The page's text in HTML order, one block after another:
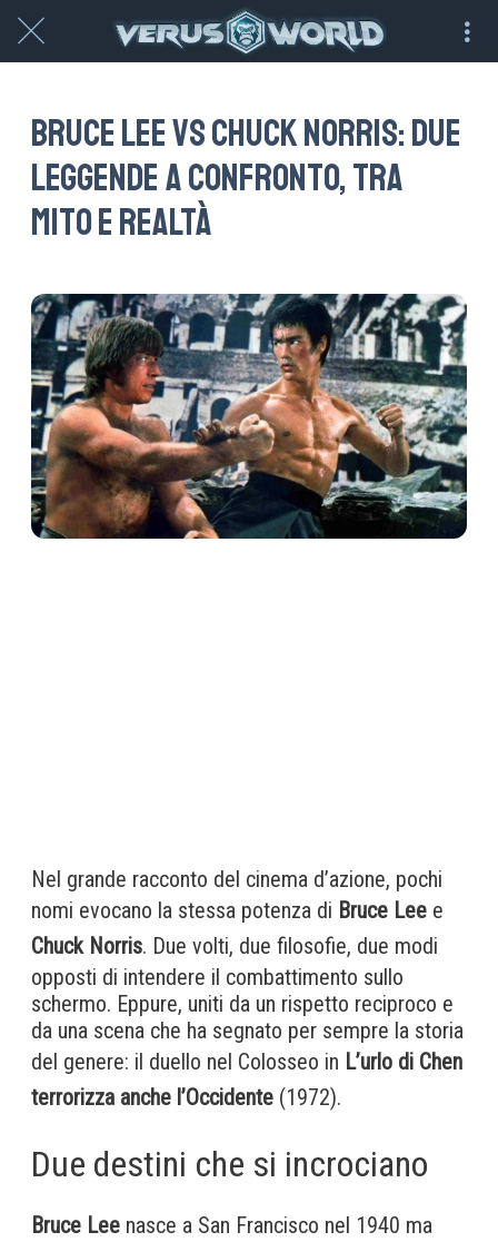
Bruce Lee vs Chuck Norris: due
leggende a confronto, tra
mito e realtà
Nel grande racconto del cinema d’azione, pochi
nomi evocano la stessa potenza di Bruce Lee e
Chuck Norris. Due volti, due filosofie, due modi
opposti di intendere il combattimento sullo
schermo. Eppure, uniti da un rispetto reciproco e
da una scena che ha segnato per sempre la storia
del genere: il duello nel Colosseo in L’urlo di Chen
terrorizza anche l’Occidente (1972).
Due destini che si incrociano
Bruce Lee nasce a San Francisco nel 1940 ma